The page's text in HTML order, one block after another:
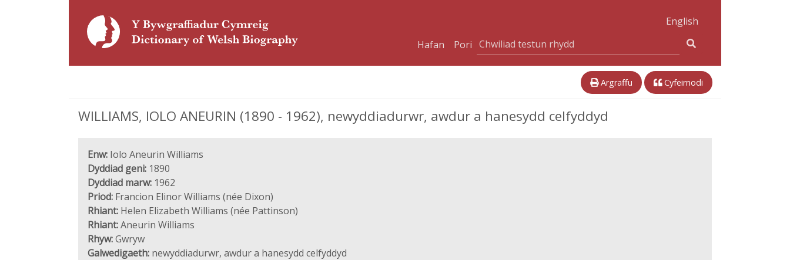
English
Hafan
Pori
Argraffu Cyfeirnodi
WILLIAMS, IOLO ANEURIN (1890 - 1962), newyddiadurwr, awdur a hanesydd celfyddyd
Enw: Iolo Aneurin Williams
Dyddiad geni: 1890
Dyddiad marw: 1962
Priod: Francion Elinor Williams (née Dixon)
Rhiant: Helen Elizabeth Williams (née Pattinson)
Rhiant:Aneurin Williams
Rhyw:Gwryw
Galwedigaeth: newyddiadurwr, awdur a hanesydd celfyddyd